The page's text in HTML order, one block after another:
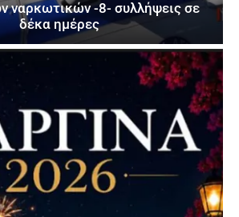
ναρκωτικών -8- συλλήψεις σε
δέκα ημέρες